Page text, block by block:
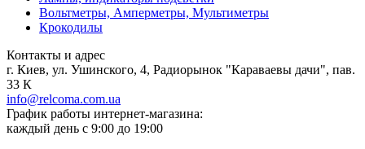
Вольтметры, Амперметры, Мультиметры
Крокодилы
Контакты и адрес
г. Киев, ул. Ушинского, 4, Радиорынок "Караваевы дачи", пав.
33 К
info@relcoma.com.ua
График работы интернет-магазина:
каждый день с 9:00 до 19:00